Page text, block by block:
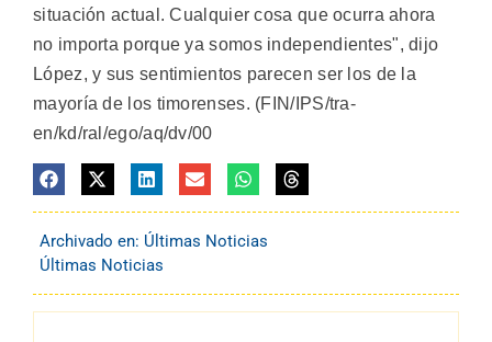
situación actual. Cualquier cosa que ocurra ahora
no importa porque ya somos independientes", dijo
López, y sus sentimientos parecen ser los de la
mayoría de los timorenses. (FIN/IPS/tra-
en/kd/ral/ego/aq/dv/00
Archivado en: Últimas Noticias
Últimas Noticias